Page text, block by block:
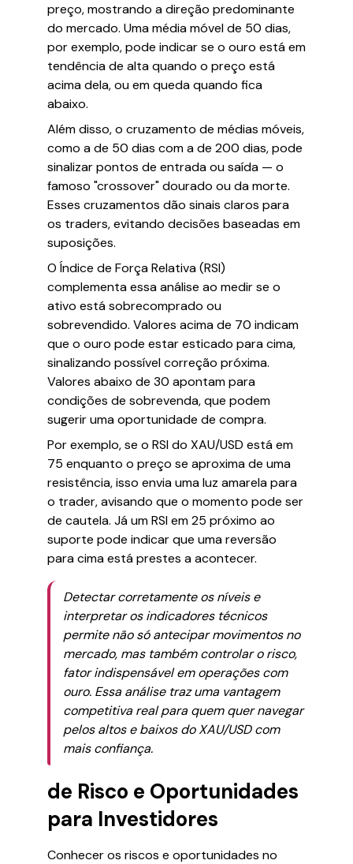
preço, mostrando a direção predominante
do mercado. Uma média móvel de 50 dias,
por exemplo, pode indicar se o ouro está em
tendência de alta quando o preço está
acima dela, ou em queda quando fica
abaixo.
Além disso, o cruzamento de médias móveis,
como a de 50 dias com a de 200 dias, pode
sinalizar pontos de entrada ou saída — o
famoso "crossover" dourado ou da morte.
Esses cruzamentos dão sinais claros para
os traders, evitando decisões baseadas em
suposições.
O Índice de Força Relativa (RSI)
complementa essa análise ao medir se o
ativo está sobrecomprado ou
sobrevendido. Valores acima de 70 indicam
que o ouro pode estar esticado para cima,
sinalizando possível correção próxima.
Valores abaixo de 30 apontam para
condições de sobrevenda, que podem
sugerir uma oportunidade de compra.
Por exemplo, se o RSI do XAU/USD está em
75 enquanto o preço se aproxima de uma
resistência, isso envia uma luz amarela para
o trader, avisando que o momento pode ser
de cautela. Já um RSI em 25 próximo ao
suporte pode indicar que uma reversão
para cima está prestes a acontecer.
Detectar corretamente os níveis e
interpretar os indicadores técnicos
permite não só antecipar movimentos no
mercado, mas também controlar o risco,
fator indispensável em operações com
ouro. Essa análise traz uma vantagem
competitiva real para quem quer navegar
pelos altos e baixos do XAU/USD com
mais confiança.
de Risco e Oportunidades
para Investidores
Conhecer os riscos e oportunidades no